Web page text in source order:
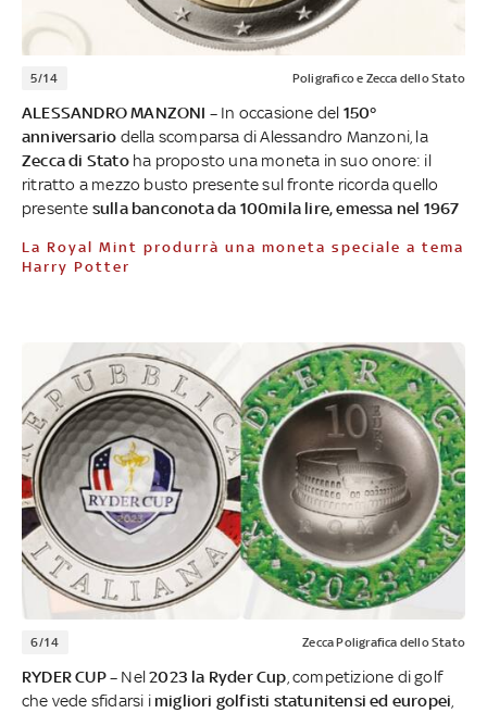
5/14 Poligrafico e Zecca dello Stato
ALESSANDRO MANZONI – In occasione del 150°
anniversario della scomparsa di Alessandro Manzoni, la
Zecca di Statoha proposto una moneta in suo onore: il
ritratto a mezzo busto presente sul fronte ricorda quello
presente sulla banconota da 100mila lire, emessa nel 1967
La Royal Mint produrrà una moneta speciale a tema
Harry Potter
6/14 Zecca Poligrafica dello Stato
RYDER CUP – Nel2023 la Ryder Cup , competizione di golf
che vede sfidarsi i migliori golfisti statunitensi ed europei